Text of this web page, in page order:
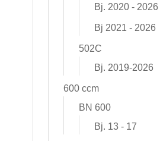
Bj. 2020 - 2026
Bj 2021 - 2026
502C
Bj. 2019-2026
600 ccm
BN 600
Bj. 13 - 17